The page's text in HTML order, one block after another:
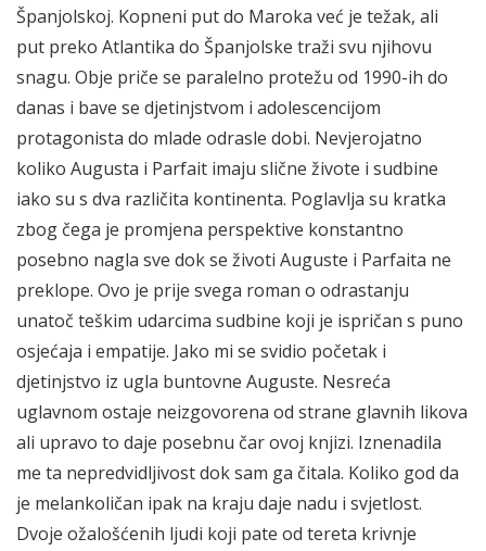
Španjolskoj. Kopneni put do Maroka već je težak, ali
put preko Atlantika do Španjolske traži svu njihovu
snagu. Obje priče se paralelno protežu od 1990-ih do
danas i bave se djetinjstvom i adolescencijom
protagonista do mlade odrasle dobi. Nevjerojatno
koliko Augusta i Parfait imaju slične živote i sudbine
iako su s dva različita kontinenta. Poglavlja su kratka
zbog čega je promjena perspektive konstantno
posebno nagla sve dok se životi Auguste i Parfaita ne
preklope. Ovo je prije svega roman o odrastanju
unatoč teškim udarcima sudbine koji je ispričan s puno
osjećaja i empatije. Jako mi se svidio početak i
djetinjstvo iz ugla buntovne Auguste. Nesreća
uglavnom ostaje neizgovorena od strane glavnih likova
ali upravo to daje posebnu čar ovoj knjizi. Iznenadila
me ta nepredvidljivost dok sam ga čitala. Koliko god da
je melankoličan ipak na kraju daje nadu i svjetlost.
Dvoje ožalošćenih ljudi koji pate od tereta krivnje